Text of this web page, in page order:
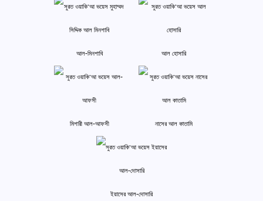
আল-মিনশাবি আল হোসারি
মিশারী আল-আফসী নাসের আল কাতামি
ইয়াসের আল-দোসারি